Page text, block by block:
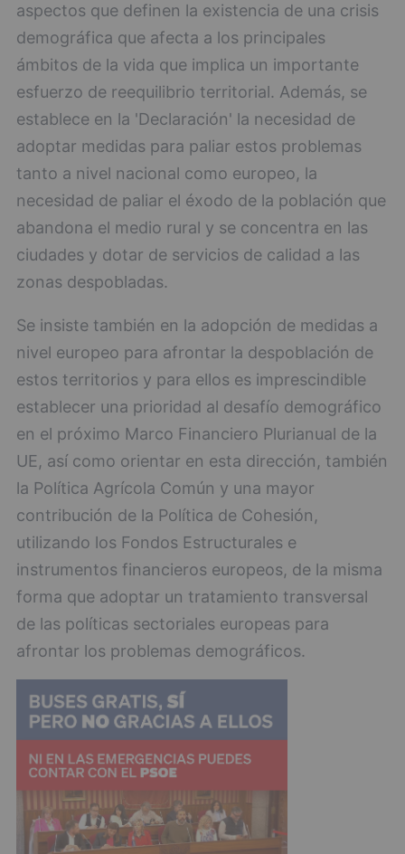
aspectos que definen la existencia de una crisis
demográfica que afecta a los principales
ámbitos de la vida que implica un importante
esfuerzo de reequilibrio territorial. Además, se
establece en la 'Declaración' la necesidad de
adoptar medidas para paliar estos problemas
tanto a nivel nacional como europeo, la
necesidad de paliar el éxodo de la población que
abandona el medio rural y se concentra en las
ciudades y dotar de servicios de calidad a las
zonas despobladas.
Se insiste también en la adopción de medidas a
nivel europeo para afrontar la despoblación de
estos territorios y para ellos es imprescindible
establecer una prioridad al desafío demográfico
en el próximo Marco Financiero Plurianual de la
UE, así como orientar en esta dirección, también
la Política Agrícola Común y una mayor
contribución de la Política de Cohesión,
utilizando los Fondos Estructurales e
instrumentos financieros europeos, de la misma
forma que adoptar un tratamiento transversal
de las políticas sectoriales europeas para
afrontar los problemas demográficos.